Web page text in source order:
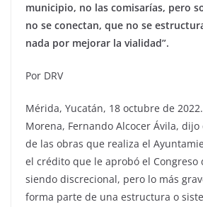
municipio, no las comisarías, pero
no se conectan, que no se
nada por mejorar la vialidad”.
Por DRV
Mérida, Yucatán, 18 octubre de
Morena, Fernando Alcocer Ávila,
de las obras que realiza el
el crédito que le aprobó el Congreso
siendo discrecional, pero lo más
forma parte de una estructura o